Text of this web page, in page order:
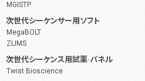
MGISTP
次世代シーケンサー用ソフト
MegaBOLT
ZLIMS
次世代シーケンス用試薬·パネル
Twist Bioscience